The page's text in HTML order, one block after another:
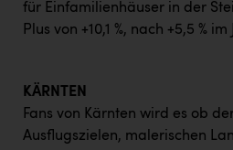
für Einfamilienhäuser in der
Plus von +10,1 %, nach +5,5 % im
KÄRNTEN
Fans von Kärnten wird es ob
Ausflugszielen, malerischen